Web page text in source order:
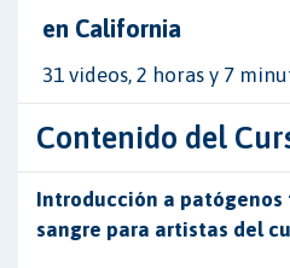
en California
31 videos, 2 horas y 7
Contenido del
Introducción a
sangre para artistas del